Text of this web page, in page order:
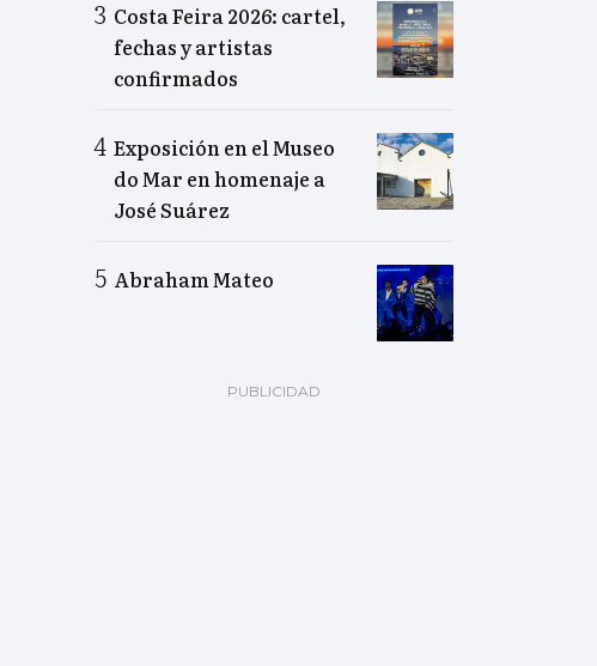
Costa Feira 2026: cartel,
fechas y artistas
confirmados
Exposición en el Museo
do Mar en homenaje a
José Suárez
Abraham Mateo